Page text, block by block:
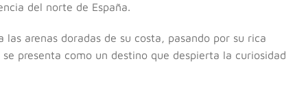
del norte de España.
las arenas doradas de su costa, pasando por su rica
presenta como un destino que despierta la curiosidad